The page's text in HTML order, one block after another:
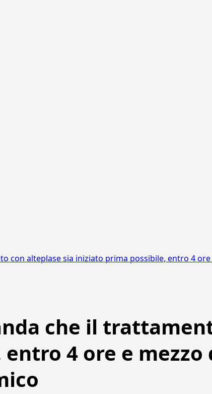
con alteplase sia iniziato prima possibile, entro 4
che il
4 ore e